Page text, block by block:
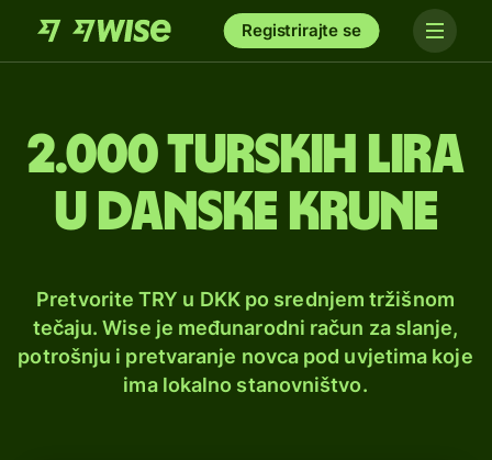
Registrirajte se
2.000 turskih lira
u danske krune
Pretvorite TRY u DKK po srednjem tržišnom
tečaju. Wise je međunarodni račun za slanje,
potrošnju i pretvaranje novca pod uvjetima koje
ima lokalno stanovništvo.